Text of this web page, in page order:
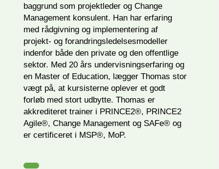
baggrund som projektleder og Change
Management konsulent. Han har erfaring
med rådgivning og implementering af
projekt- og forandringsledelsesmodeller
indenfor både den private og den offentlige
sektor. Med 20 års undervisningserfaring og
en Master of Education, lægger Thomas stor
vægt på, at kursisterne oplever et godt
forløb med stort udbytte. Thomas er
akkrediteret trainer i PRINCE2®, PRINCE2
Agile®, Change Management og SAFe® og
er certificeret i MSP®, MoP.